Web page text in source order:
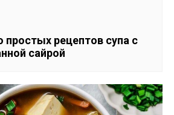
простых рецептов супа с
сайрой